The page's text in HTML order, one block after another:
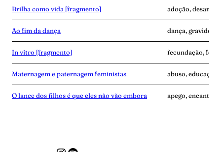
Brilha como vida [fragmento] adoção, desamor
Ao fim da dança dança, gravidez,
In vitro [fragmento] fecundação,
Maternagem e paternagem feministas abuso,
O lance dos filhos é que eles não vão embora apego,